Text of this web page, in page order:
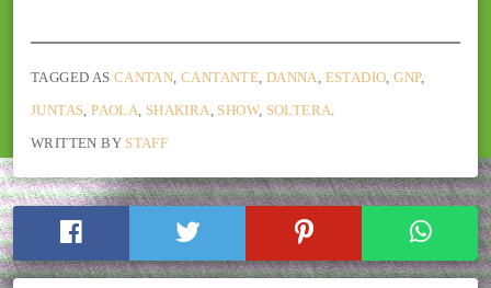
TAGGED AS CANTAN,CANTANTE, DANNA, ESTADIO,GNP,
JUNTAS,PAOLA, SHAKIRA, SHOW, SOLTERA.
WRITTEN BY STAFF